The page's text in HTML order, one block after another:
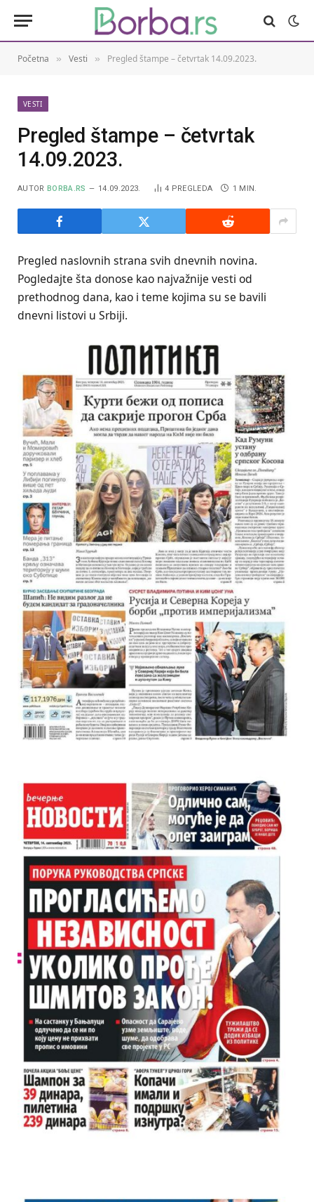
Početna » Vesti » Pregled štampe – četvrtak 14.09.2023.
VESTI
Pregled štampe – četvrtak
14.09.2023.
AUTOR BORBA.RS 14.09.2023. 4 PREGLEDA 1 MIN.
Pregled naslovnih strana svih dnevnih novina.
Pogledajte šta donose kao najvažnije vesti od
prethodnog dana, kao i teme kojima su se bavili
dnevni listovi u Srbiji.